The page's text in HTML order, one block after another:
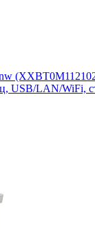
USB/LAN/WiFi,